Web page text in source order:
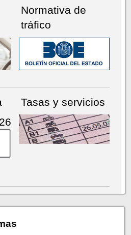
Normativa de
tráfico
Tasas y servicios